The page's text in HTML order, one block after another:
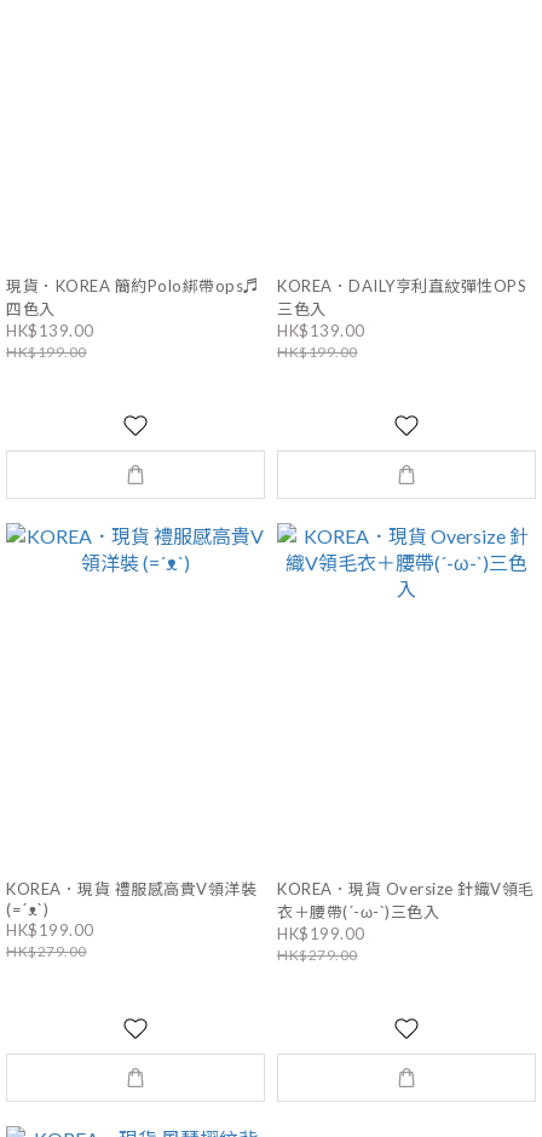
現貨．KOREA 簡約Polo綁帶ops♬
四色入
HK$139.00
HK$199.00
KOREA．DAILY亨利直紋彈性OPS
三色入
HK$139.00
HK$199.00
KOREA．現貨 禮服感高貴V領洋裝
(=´ᴥ`)
HK$199.00
HK$279.00
KOREA．現貨 Oversize 針織V領毛
衣＋腰帶(´-ω-`)三色入
HK$199.00
HK$279.00